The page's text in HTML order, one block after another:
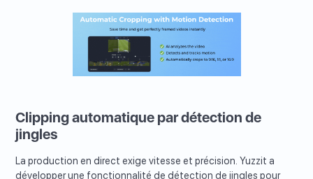
Clipping automatique par détection de
jingles
La production en direct exige vitesse et précision. Yuzzit a
développer une fonctionnalité de détection de jingles pour